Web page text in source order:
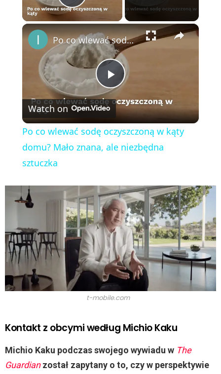
Play Video
×
P
l
a
V
i
d
e
o
Po co wlewać sodę oczyszczoną w kąty domu? Mało znana, ale niezbędna sztuczka
Watch on
Po co wlewać sodę oczyszczoną w kąty
domu? Mało znana, ale niezbędna
sztuczka
t-mobile.com
Kontakt z obcymi według Michio Kaku
Michio Kaku podczas swojego wywiadu w The
Guardianzostał zapytany o to, czy w perspektywie